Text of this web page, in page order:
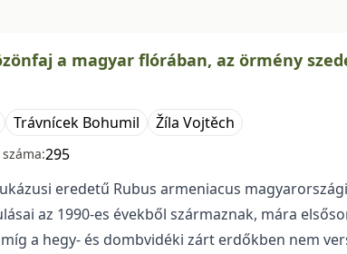
a magyar flórában, az örmény
Trávnícek Bohumil Žíla Vojtěch
295
eredetű Rubus armeniacus
az 1990-es évekből származnak, mára
a hegy- és dombvidéki zárt erdőkben nem